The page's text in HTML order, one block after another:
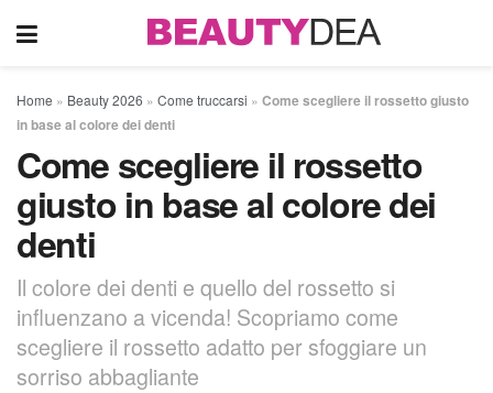
Home » Beauty 2026 » Come truccarsi » Come scegliere il rossetto giusto
in base al colore dei denti
Come scegliere il rossetto
giusto in base al colore dei
denti
Il colore dei denti e quello del rossetto si
influenzano a vicenda! Scopriamo come
scegliere il rossetto adatto per sfoggiare un
sorriso abbagliante